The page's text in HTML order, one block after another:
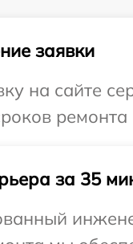
заявки
на сайте
за 35